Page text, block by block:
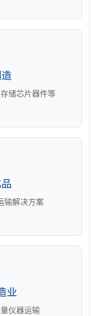
储芯片器件等
输解决方案
业
仪器运输